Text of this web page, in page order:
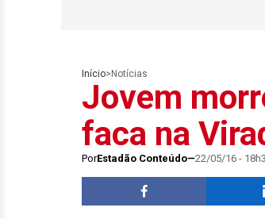
Início> Notícias
Jovem
faca na
PorEstadão Conteúdo 22/05/16 -